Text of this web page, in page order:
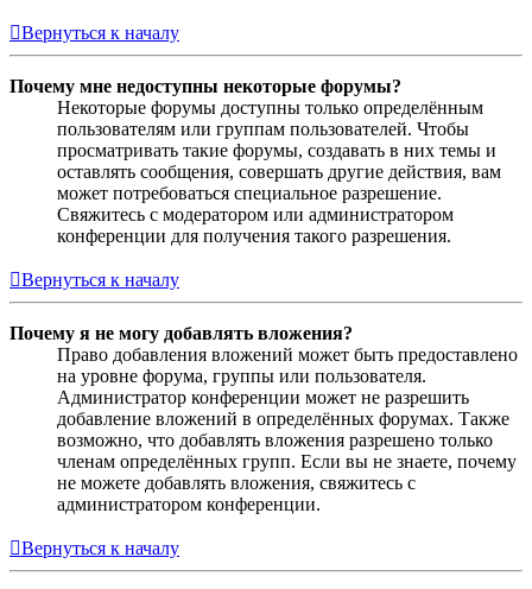
Вернуться к началу
Почему мне недоступны некоторые форумы?
Некоторые форумы доступны только определённым
пользователям или группам пользователей. Чтобы
просматривать такие форумы, создавать в них темы и
оставлять сообщения, совершать другие действия, вам
может потребоваться специальное разрешение.
Свяжитесь с модератором или администратором
конференции для получения такого разрешения.
Вернуться к началу
Почему я не могу добавлять вложения?
Право добавления вложений может быть предоставлено
на уровне форума, группы или пользователя.
Администратор конференции может не разрешить
добавление вложений в определённых форумах. Также
возможно, что добавлять вложения разрешено только
членам определённых групп. Если вы не знаете, почему
не можете добавлять вложения, свяжитесь с
администратором конференции.
Вернуться к началу